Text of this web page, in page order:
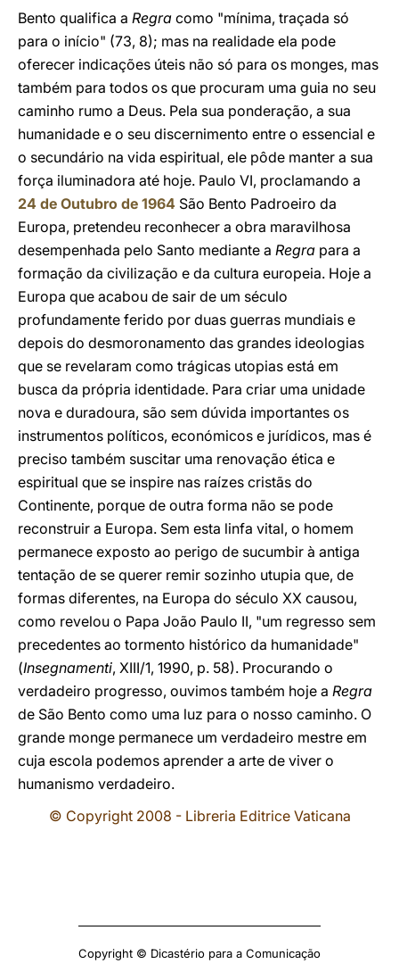
Bento qualifica a Regra como "mínima, traçada só
para o início" (73, 8); mas na realidade ela pode
oferecer indicações úteis não só para os monges, mas
também para todos os que procuram uma guia no seu
caminho rumo a Deus. Pela sua ponderação, a sua
humanidade e o seu discernimento entre o essencial e
o secundário na vida espiritual, ele pôde manter a sua
força iluminadora até hoje. Paulo VI, proclamando a
24 de Outubro de 1964 São Bento Padroeiro da
Europa, pretendeu reconhecer a obra maravilhosa
desempenhada pelo Santo mediante a Regra para a
formação da civilização e da cultura europeia. Hoje a
Europa que acabou de sair de um século
profundamente ferido por duas guerras mundiais e
depois do desmoronamento das grandes ideologias
que se revelaram como trágicas utopias está em
busca da própria identidade. Para criar uma unidade
nova e duradoura, são sem dúvida importantes os
instrumentos políticos, económicos e jurídicos, mas é
preciso também suscitar uma renovação ética e
espiritual que se inspire nas raízes cristãs do
Continente, porque de outra forma não se pode
reconstruir a Europa. Sem esta linfa vital, o homem
permanece exposto ao perigo de sucumbir à antiga
tentação de se querer remir sozinho utupia que, de
formas diferentes, na Europa do século XX causou,
como revelou o Papa João Paulo II, "um regresso sem
precedentes ao tormento histórico da humanidade"
(Insegnamenti, XIII/1, 1990, p. 58). Procurando o
verdadeiro progresso, ouvimos também hoje a Regra
de São Bento como uma luz para o nosso caminho. O
grande monge permanece um verdadeiro mestre em
cuja escola podemos aprender a arte de viver o
humanismo verdadeiro.
© Copyright 2008 - Libreria Editrice Vaticana
Copyright © Dicastério para a Comunicação